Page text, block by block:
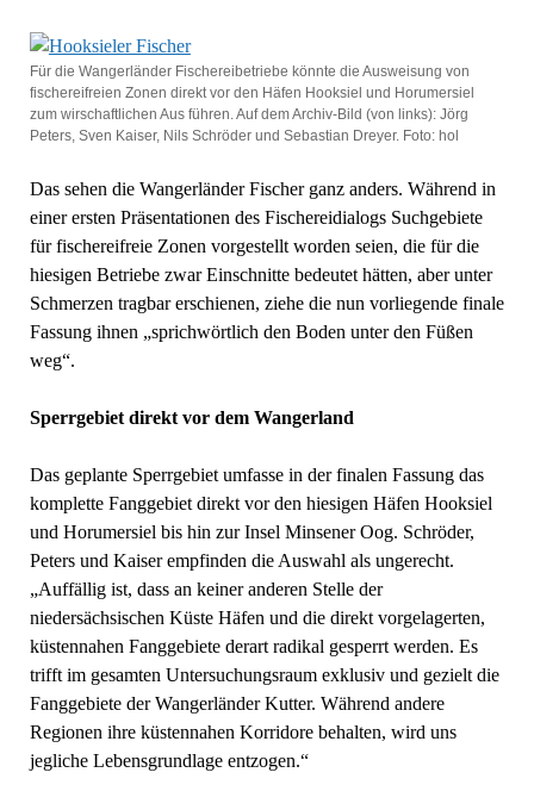
Für die Wangerländer Fischereibetriebe könnte die Ausweisung von
fischereifreien Zonen direkt vor den Häfen Hooksiel und Horumersiel
zum wirschaftlichen Aus führen. Auf dem Archiv-Bild (von links): Jörg
Peters, Sven Kaiser, Nils Schröder und Sebastian Dreyer. Foto: hol
Das sehen die Wangerländer Fischer ganz anders. Während in
einer ersten Präsentationen des Fischereidialogs Suchgebiete
für fischereifreie Zonen vorgestellt worden seien, die für die
hiesigen Betriebe zwar Einschnitte bedeutet hätten, aber unter
Schmerzen tragbar erschienen, ziehe die nun vorliegende finale
Fassung ihnen „sprichwörtlich den Boden unter den Füßen
weg“.
Sperrgebiet direkt vor dem Wangerland
Das geplante Sperrgebiet umfasse in der finalen Fassung das
komplette Fanggebiet direkt vor den hiesigen Häfen Hooksiel
und Horumersiel bis hin zur Insel Minsener Oog. Schröder,
Peters und Kaiser empfinden die Auswahl als ungerecht.
„Auffällig ist, dass an keiner anderen Stelle der
niedersächsischen Küste Häfen und die direkt vorgelagerten,
küstennahen Fanggebiete derart radikal gesperrt werden. Es
trifft im gesamten Untersuchungsraum exklusiv und gezielt die
Fanggebiete der Wangerländer Kutter. Während andere
Regionen ihre küstennahen Korridore behalten, wird uns
jegliche Lebensgrundlage entzogen.“